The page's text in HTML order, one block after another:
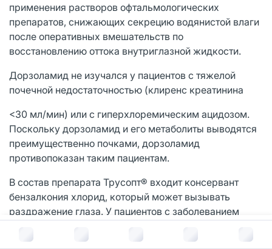
применения растворов офтальмологических
препаратов, снижающих секрецию водянистой влаги
после оперативных вмешательств по
восстановлению оттока внутриглазной жидкости.
Дорзоламид не изучался у пациентов с тяжелой
почечной недостаточностью (клиренс креатинина
<30 мл/мин) или с гиперхлоремическим ацидозом.
Поскольку дорзоламид и его метаболиты выводятся
преимущественно почками, дорзоламид
противопоказан таким пациентам.
В состав препарата Трусопт® входит консервант
бензалкония хлорид, который может вызывать
раздражение глаза. У пациентов с заболеванием
применении препарата, содержащего бензалкония